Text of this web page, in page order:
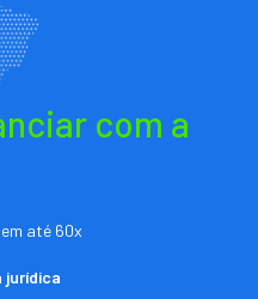
com a
até 60x
jurídica